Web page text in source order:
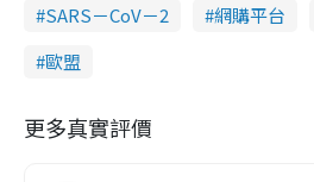
SARS－CoV－2
網購平台
歐盟
更多真實評價